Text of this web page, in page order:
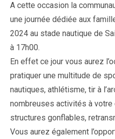
A cette occasion la
une journée dédiée aux
2024 au stade nautique de
à 17h00.
En effet ce jour vous aurez
pratiquer une multitude de
nautiques, athlétisme, tir à
nombreuses activités à
structures gonflables,
Vous aurez également